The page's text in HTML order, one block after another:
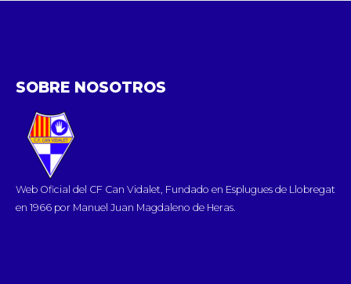
SOBRE NOSOTROS
Web Oficial del CF Can Vidalet, Fundado en Esplugues de Llobregat
en 1966 por Manuel Juan Magdaleno de Heras.